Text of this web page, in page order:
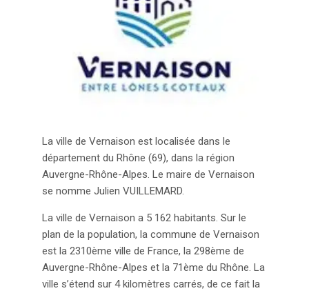
La ville de Vernaison est localisée dans le
département du Rhône (69), dans la région
Auvergne-Rhône-Alpes. Le maire de Vernaison
se nomme Julien VUILLEMARD.
La ville de Vernaison a 5 162 habitants. Sur le
plan de la population, la commune de Vernaison
est la 2310ème ville de France, la 298ème de
Auvergne-Rhône-Alpes et la 71ème du Rhône. La
ville s’étend sur 4 kilomètres carrés, de ce fait la